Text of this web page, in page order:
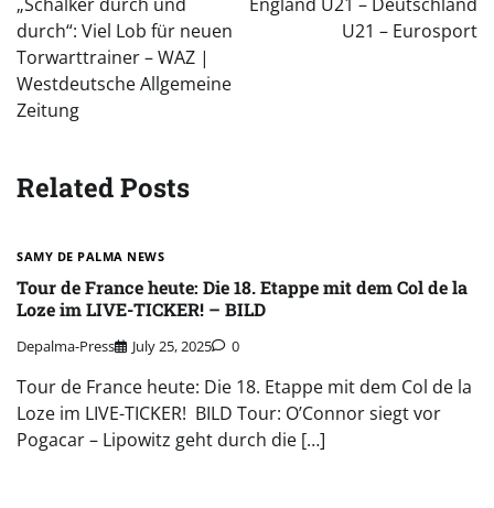
durch“: Viel Lob für neuen
Torwarttrainer – WAZ |
Westdeutsche Allgemeine
Zeitung
U21 – Eurosport
Related Posts
SAMY DE PALMA NEWS
Tour de France heute: Die 18. Etappe mit dem Col de la
Loze im LIVE-TICKER! – BILD
Depalma-Press July 25, 2025 0
Tour de France heute: Die 18. Etappe mit dem Col de la
Loze im LIVE-TICKER! BILD Tour: O’Connor siegt vor
Pogacar – Lipowitz geht durch die […]